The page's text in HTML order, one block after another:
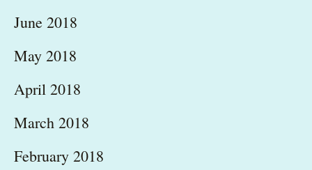
June 2018
May 2018
April 2018
March 2018
February 2018